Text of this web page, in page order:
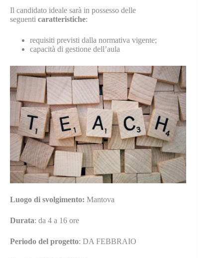
Il candidato ideale sarà in possesso delle
seguenti caratteristiche:
requisiti previsti dalla normativa vigente;
capacità di gestione dell’aula
Luogo di svolgimento: Mantova
Durata: da 4 a 16 ore
Periodo del progetto: DA FEBBRAIO